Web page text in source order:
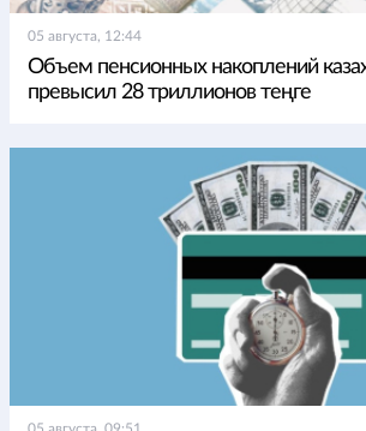
05 августа, 12:44
Объем пенсионных накоплений
превысил 28 триллионов теңге